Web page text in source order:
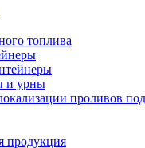
топлива
и урны
проливов
продукция